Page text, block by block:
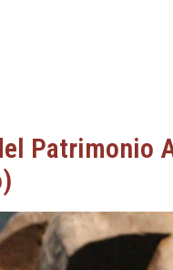
Patrimonio